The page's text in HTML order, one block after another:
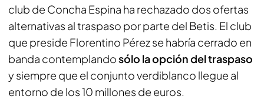
club de Concha Espina ha rechazado dos ofertas
alternativas al traspaso por parte del Betis. El club
que preside Florentino Pérez se habría cerrado en
banda contemplandosólo la opción del traspaso
y siempre que el conjunto verdiblanco llegue al
entorno de los 10 millones de euros.